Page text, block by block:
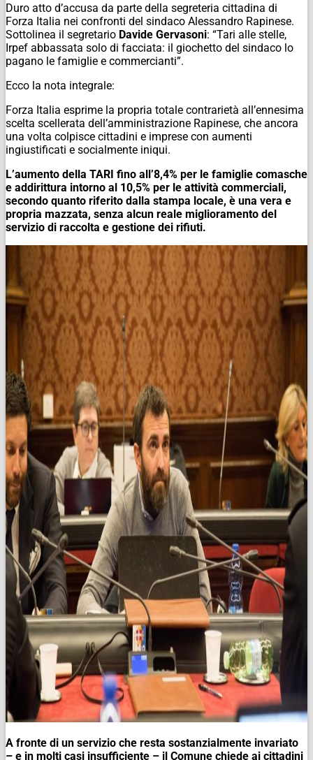
Duro atto d’accusa da parte della segreteria cittadina di
Forza Italia nei confronti del sindaco Alessandro Rapinese.
Sottolinea il segretario Davide Gervasoni: “Tari alle stelle,
Irpef abbassata solo di facciata: il giochetto del sindaco lo
pagano le famiglie e commercianti”.
Ecco la nota integrale:
Forza Italia esprime la propria totale contrarietà all’ennesima
scelta scellerata dell’amministrazione Rapinese, che ancora
una volta colpisce cittadini e imprese con aumenti
ingiustificati e socialmente iniqui.
L’aumento della TARI fino all’8,4% per le famiglie comasche
e addirittura intorno al 10,5% per le attività commerciali,
secondo quanto riferito dalla stampa locale, è una vera e
propria mazzata, senza alcun reale miglioramento del
servizio di raccolta e gestione dei rifiuti.
A fronte di un servizio che resta sostanzialmente invariato
– e in molti casi insufficiente – il Comune chiede ai cittadini